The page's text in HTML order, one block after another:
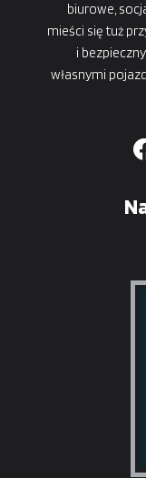
biurowe,
mieści się tuż
i
własnymi